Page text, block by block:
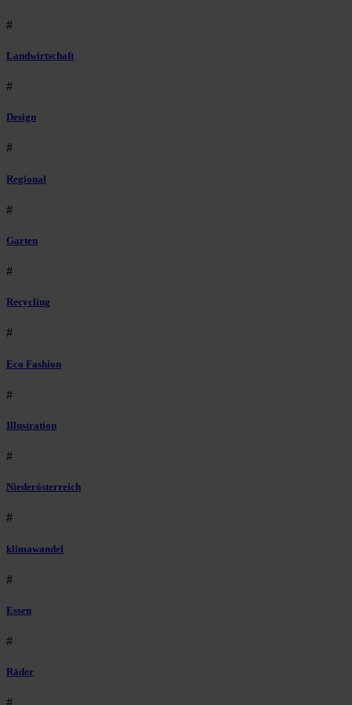
#
Landwirtschaft
#
Design
#
Regional
#
Garten
#
Recycling
#
Eco Fashion
#
Illustration
#
Niederösterreich
#
klimawandel
#
Essen
#
Räder